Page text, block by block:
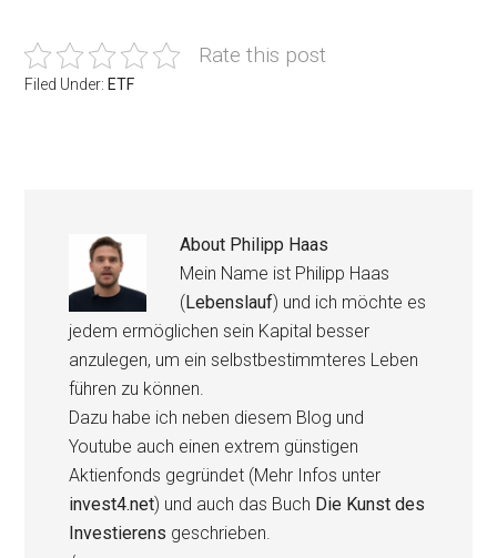
Rate this post
Filed Under: ETF
About Philipp Haas
Mein Name ist Philipp Haas
(Lebenslauf) und ich möchte es
jedem ermöglichen sein Kapital besser
anzulegen, um ein selbstbestimmteres Leben
führen zu können.
Dazu habe ich neben diesem Blog und
Youtube auch einen extrem günstigen
Aktienfonds gegründet (Mehr Infos unter
invest4.net) und auch das Buch Die Kunst des
Investierens geschrieben.